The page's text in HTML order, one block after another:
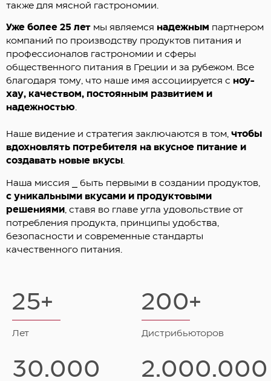
также для мясной гастрономии.
Уже более 25 лет мы являемся надежным партнером
компаний по производству продуктов питания и
профессионалов гастрономии и сферы
общественного питания в Греции и за рубежом. Все
благодаря тому, что наше имя ассоциируется с ноу-
хау, качеством, постоянным развитием и
надежностью.
Наше видение и стратегия заключаются в том, чтобы
вдохновлять потребителя на вкусное питание и
создавать новые вкусы .
Наша миссия
быть первыми в создании продуктов,
с уникальными вкусами и продуктовыми
решениями , ставя во главе угла удовольствие от
потребления продукта, принципы удобства,
безопасности и современные стандарты
качественного питания.
25+
Лет
200+
Дистрибьюторов
30.000 2.000.000